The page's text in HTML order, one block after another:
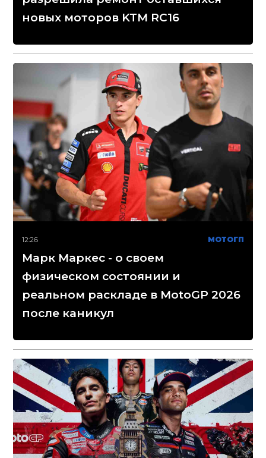
новых моторов KTM RC16
12:26 МОТОГП
Марк Маркес - о своем
физическом состоянии и
реальном раскладе в MotoGP 2026
после каникул